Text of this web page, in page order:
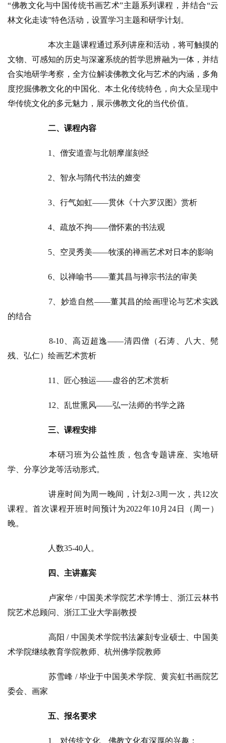
八
访
心
提
“佛教文化与中国传统书画艺术”主题系列课程，并结合“云
林文化走读”特色活动，设置学习主题和研学计划。
本次主题课程通过系列讲座和活动，将可触摸的
文物、可感知的历史与深邃系统的哲学思辨融为一体，并结
合实地研学考察，全方位解读佛教文化与艺术的内涵，多角
度挖掘佛教文化的中国化、本土化传统特色，向大众呈现中
华传统文化的多元魅力，展示佛教文化的当代价值。
二、课程内容
1、僧安道壹与北朝摩崖刻经
2、智永与隋代书法的嬗变
3、行气如虹——贯休《十六罗汉图》赏析
4、疏放不拘——僧怀素的书法观
5、空灵秀美——牧溪的禅画艺术对日本的影响
6、以禅喻书——董其昌与禅宗书法的审美
7、妙造自然——董其昌的绘画理论与艺术实践
的结合
8-10、高迈超逸——清四僧（石涛、八大、髡
残、弘仁）绘画艺术赏析
11、匠心独运——虚谷的艺术赏析
12、乱世熏风——弘一法师的书学之路
三、课程安排
本研习班为公益性质，包含专题讲座、实地研
学、分享沙龙等活动形式。
讲座时间为周一晚间，计划2-3周一次，共12次
课程。首次课程开班时间预计为2022年10月24日（周一）
晚。
人数35-40人。
四、主讲嘉宾
卢家华 / 中国美术学院艺术学博士、浙江云林书
院艺术总顾问、浙江工业大学副教授
高阳 / 中国美术学院书法篆刻专业硕士、中国美
术学院继续教育学院教师、杭州佛学院教师
苏雪峰 / 毕业于中国美术学院、黄宾虹书画院艺
委会、画家
五、报名要求
1、对传统文化、佛教文化有深厚的兴趣；